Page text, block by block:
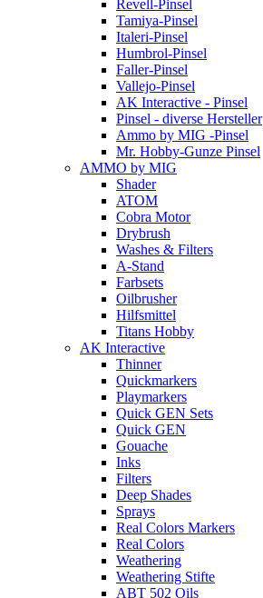
Revell-Pinsel
Tamiya-Pinsel
Italeri-Pinsel
Humbrol-Pinsel
Faller-Pinsel
Vallejo-Pinsel
AK Interactive - Pinsel
Pinsel - diverse Hersteller
Ammo by MIG -Pinsel
Mr. Hobby-Gunze Pinsel
AMMO by MIG
Shader
ATOM
Cobra Motor
Drybrush
Washes & Filters
A-Stand
Farbsets
Oilbrusher
Hilfsmittel
Titans Hobby
AK Interactive
Thinner
Quickmarkers
Playmarkers
Quick GEN Sets
Quick GEN
Gouache
Inks
Filters
Deep Shades
Sprays
Real Colors Markers
Real Colors
Weathering
Weathering Stifte
ABT 502 Oils